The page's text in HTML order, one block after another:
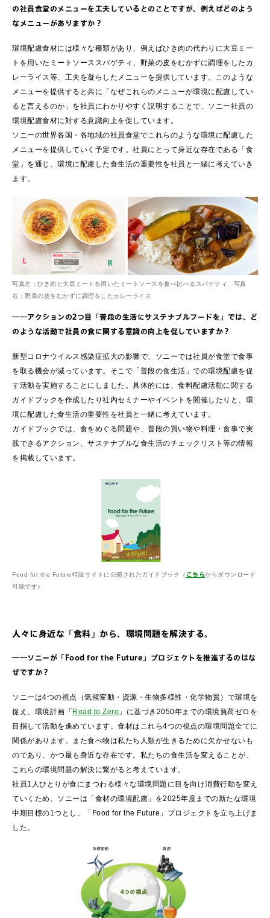
の社員食堂のメニューを工夫しているとのことですが、例えばどのよう
なメニューがありますか？
環境配慮食材には様々な種類があり、例えばひき肉の代わりに大豆ミー
トを用いたミートソーススパゲティ、野菜の皮をむかずに調理をしたカ
レーライス等、工夫を凝らしたメニューを提供しています。このような
メニューを提供すると共に「なぜこれらのメニューが環境に配慮してい
ると言えるのか」を社員にわかりやすく説明することで、ソニー社員の
環境配慮食材に対する意識向上を促しています。
ソニーの世界各国・各地域の社員食堂でこれらのような環境に配慮した
メニューを提供していく予定です。社員にとって身近な存在である「食
堂」を通じ、環境に配慮した食生活の重要性を社員と一緒に考えていき
ます。
写真左：ひき肉と大豆ミートを用いたミートソースを食べ比べるスパゲティ、写真
右：野菜の皮をむかずに調理をしたカレーライス
――アクションの2つ目「普段の生活にサステナブルフードを」では、ど
のような活動で社員の食に関する意識の向上を促していますか？
新型コロナウイルス感染症拡大の影響で、ソニーでは社員が食堂で食事
を取る機会が減っています。そこで「普段の食生活」での環境配慮を促
す活動を実施することにしました。具体的には、食料配慮活動に関する
ガイドブックを作成したり社内セミナーやイベントを開催したりと、環
境に配慮した食生活の重要性を社員と一緒に考えています。
ガイドブックでは、食をめぐる問題や、普段の買い物や料理・食事で実
践できるアクション、サステナブルな食生活のチェックリスト等の情報
を掲載しています。
Food for the Future特設サイトに公開されたガイドブック（ こちらからダウンロード
可能です）
人々に身近な「食料」から、環境問題を解決する。
――ソニーが「Food for the Future」プロジェクトを推進するのはな
ぜですか？
ソニーは4つの視点（気候変動・資源・生物多様性・化学物質）で環境を
捉え、環境計画「 Road to Zero 」に基づき2050年までの環境負荷ゼロを
目指して活動を進めています。食材はこれら4つの視点の環境問題全てに
関係があります。また食べ物は私たち人類が生きるために欠かせないも
のであり、かつ最も身近な存在です。私たちの食生活を変えることが、
これらの環境問題の解決に繋がると考えています。
社員1人ひとりが食にまつわる様々な環境問題に目を向け消費行動を変え
ていくため、ソニーは「食材の環境配慮」を2025年度までの新たな環境
中期目標の1つとし、「Food for the Future」プロジェクトを立ち上げま
した。